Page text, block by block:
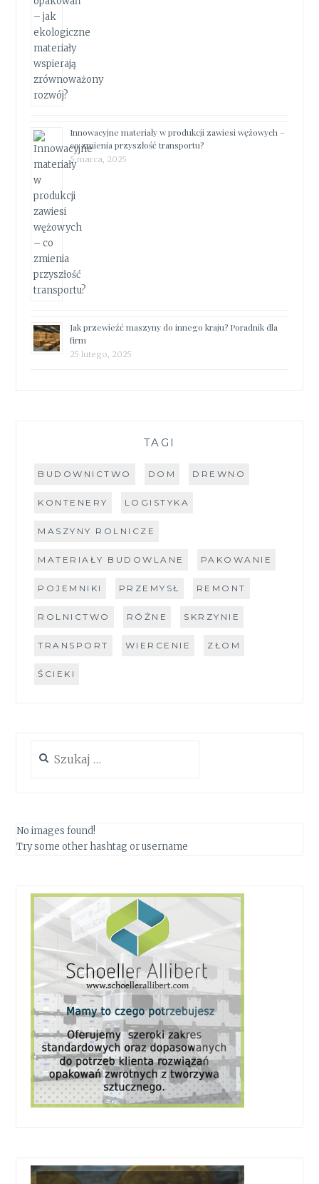
Innowacyjne materiały w produkcji zawiesi wężowych –
co zmienia przyszłość transportu?
5 marca, 2025
Jak przewieźć maszyny do innego kraju? Poradnik dla
firm
25 lutego, 2025
TAGI
BUDOWNICTWO DOM DREWNO
KONTENERY LOGISTYKA
MASZYNY ROLNICZE
MATERIAŁY BUDOWLANE PAKOWANIE
POJEMNIKI PRZEMYSŁ REMONT
ROLNICTWO RÓŻNE SKRZYNIE
TRANSPORT WIERCENIE ZŁOM
ŚCIEKI
No images found!
Try some other hashtag or username